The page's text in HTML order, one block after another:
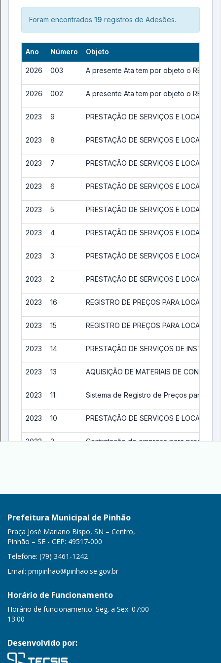
Prefeitura Municipal de Pinhão
Praça José Mariano Bispo, SN – Centro,
Pinhão – SE - CEP: 49517-000
Telefone: (79) 3461-1242
Email: pmpinhao@pinhao.se.gov.br
Horário de Funcionamento
Horário de funcionamento: Seg. a Sex. 07:00–
13:00
Desenvolvido por: